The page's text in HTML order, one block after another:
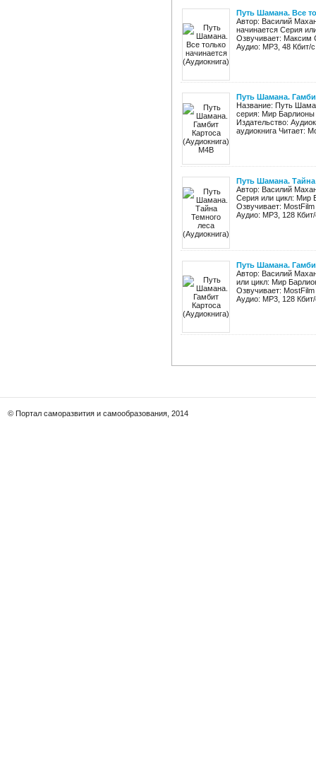
Путь Шамана. Все
Автор: Василий
начинается Серия
Озвучивает: Максим
Аудио: MP3, 48 Кбит/
Путь Шамана.
Название: Путь
серия: Мир
Издательство:
аудиокнига Читает:
Путь Шамана.
Автор: Василий
Серия или цикл: Мир
Озвучивает:
Аудио: MP3, 128
Путь Шамана.
Автор: Василий
или цикл: Мир
Озвучивает:
Аудио: MP3, 128
© Портал саморазвития и самообразования, 2014